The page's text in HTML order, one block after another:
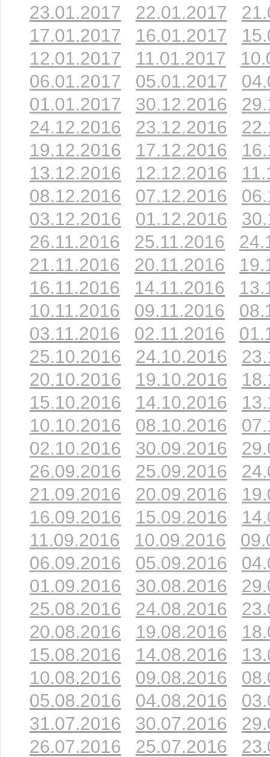
23.01.2017
22.01.2017
17.01.2017
16.01.2017
12.01.2017
11.01.2017
06.01.2017
05.01.2017
01.01.2017
30.12.2016
24.12.2016
23.12.2016
19.12.2016
17.12.2016
13.12.2016
12.12.2016
08.12.2016
07.12.2016
03.12.2016
01.12.2016
26.11.2016
25.11.2016
21.11.2016
20.11.2016
16.11.2016
14.11.2016
10.11.2016
09.11.2016
03.11.2016
02.11.2016
25.10.2016
24.10.2016
20.10.2016
19.10.2016
15.10.2016
14.10.2016
10.10.2016
08.10.2016
02.10.2016
30.09.2016
26.09.2016
25.09.2016
21.09.2016
20.09.2016
16.09.2016
15.09.2016
11.09.2016
10.09.2016
06.09.2016
05.09.2016
01.09.2016
30.08.2016
25.08.2016
24.08.2016
20.08.2016
19.08.2016
15.08.2016
14.08.2016
10.08.2016
09.08.2016
05.08.2016
04.08.2016
31.07.2016
30.07.2016
26.07.2016
25.07.2016